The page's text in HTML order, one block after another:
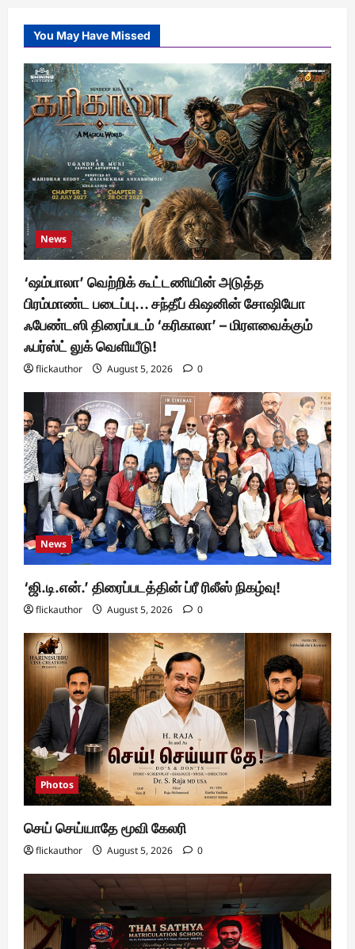
You May Have Missed
News
‘ஷம்பாலா’ வெற்றிக் கூட்டணியின் அடுத்த
பிரம்மாண்ட படைப்பு… சந்தீப் கிஷனின் சோஷியோ
ஃபேண்டஸி திரைப்படம் ‘கரிகாலா’ – மிரளவைக்கும்
ஃபர்ஸ்ட் லுக் வெளியீடு!
flickauthor August 5, 2026 0
News
‘ஜி.டி.என்.’ திரைப்படத்தின் ப்ரீ ரிலீஸ் நிகழ்வு!
flickauthor August 5, 2026 0
Photos
செய் செய்யாதே மூவி கேலரி
flickauthor August 5, 2026 0